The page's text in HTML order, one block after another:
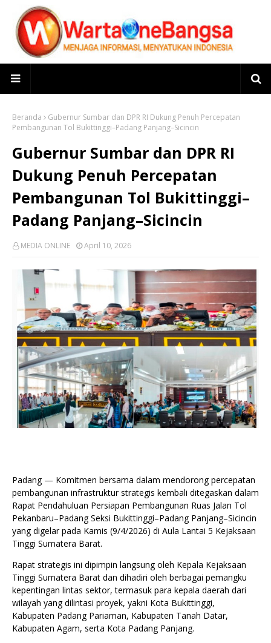
Beranda
Gubernur Sumbar dan DPR RI Dukung Penuh Percepatan
Pembangunan Tol Bukittinggi–Padang Panjang–Sicincin
Gubernur Sumbar dan DPR RI
Dukung Penuh Percepatan
Pembangunan Tol Bukittinggi–
Padang Panjang–Sicincin
MEDIA ONLINE April 10, 2026
Padang — Komitmen bersama dalam mendorong percepatan
pembangunan infrastruktur strategis kembali ditegaskan dalam
Rapat Pendahuluan Persiapan Pembangunan Ruas Jalan Tol
Pekanbaru–Padang Seksi Bukittinggi–Padang Panjang–Sicincin
yang digelar pada Kamis (9/4/2026) di Aula Lantai 5 Kejaksaan
Tinggi Sumatera Barat.
Rapat strategis ini dipimpin langsung oleh Kepala Kejaksaan
Tinggi Sumatera Barat dan dihadiri oleh berbagai pemangku
kepentingan lintas sektor, termasuk para kepala daerah dari
wilayah yang dilintasi proyek, yakni Kota Bukittinggi,
Kabupaten Padang Pariaman, Kabupaten Tanah Datar,
Kabupaten Agam, serta Kota Padang Panjang.